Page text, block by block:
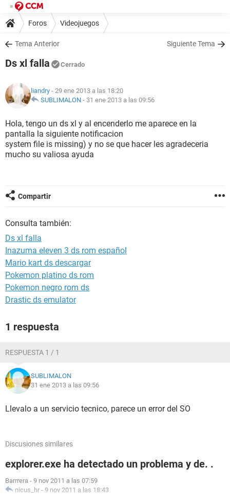
Foros Videojuegos
Tema Anterior Siguiente Tema
Ds xl falla Cerrado
liandry - 29 ene 2013 a las 18:20
SUBLIMALON - 31 ene 2013 a las 09:56
Hola, tengo un ds xl y al encenderlo me aparece en la
pantalla la siguiente notificacion
system file is missing) y no se que hacer les agradeceria
mucho su valiosa ayuda
Compartir
Consulta también:
Ds xl falla
Inazuma eleven 3 ds rom español
Mario kart ds descargar
Pokemon platino ds rom
Pokemon negro rom ds
Drastic ds emulator
1 respuesta
RESPUESTA 1 / 1
SUBLIMALON
31 ene 2013 a las 09:56
Llevalo a un servicio tecnico, parece un error del SO
Discusiones similares
explorer.exe ha detectado un problema y de. .
Barrrera - 9 nov 2011 a las 07:59
nicus_hr - 9 nov 2011 a las 18:43